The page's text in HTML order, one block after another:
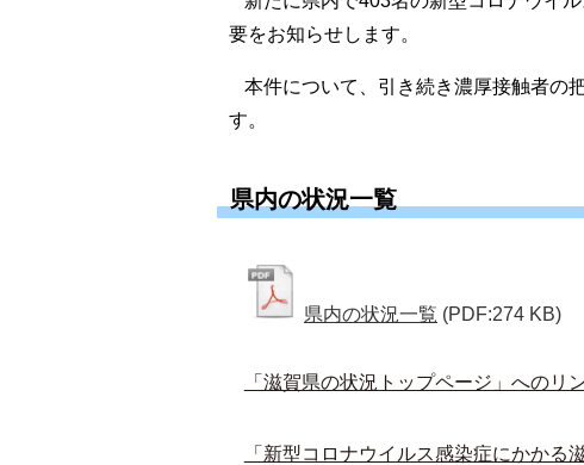
要をお知らせします。
本件について、引き続き濃厚接触者の
す。
県内の状況一覧
県内の状況一覧 (PDF:274 KB)
「滋賀県の状況トップページ」へのリ
「新型コロナウイルス感染症にかか